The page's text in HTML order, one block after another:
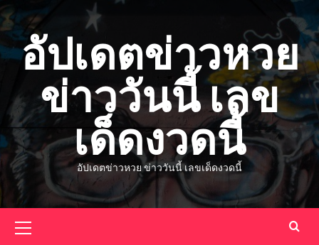
Skip
to
contentอัปเดตข่าวหวย
ข่าววันนี้ เลข
เด็ดงวดนี้
อัปเดตข่าวหวย ข่าววันนี้ เลขเด็ดงวดนี้
Menu